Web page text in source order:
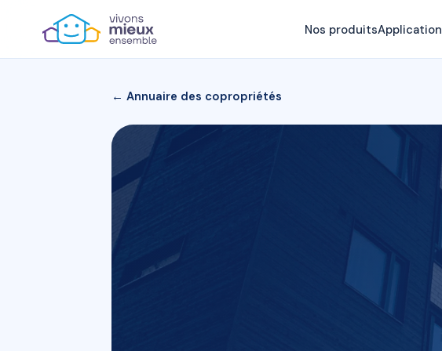
Nos produitsApplication
← Annuaire des copropriétés